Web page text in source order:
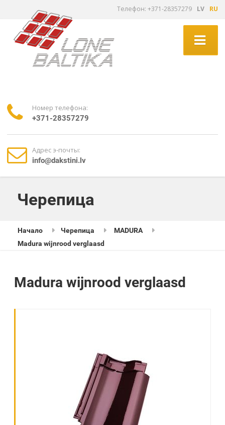
Tелефон: +371-28357279 LV RU
Номер телефона:
+371-28357279
Адрес э-почты:
info@dakstini.lv
Черепица
Начало Черепица
MADURA
Madura wijnrood verglaasd
Madura wijnrood verglaasd